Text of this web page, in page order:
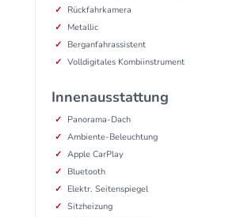
Rückfahrkamera
Metallic
Berganfahrassistent
Volldigitales Kombiinstrument
Innenausstattung
Panorama-Dach
Ambiente-Beleuchtung
Apple CarPlay
Bluetooth
Elektr. Seitenspiegel
Sitzheizung